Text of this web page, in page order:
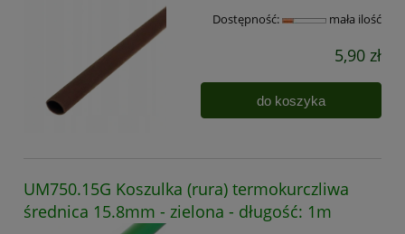
Dostępność: mała ilość
5,90 zł
do koszyka
UM750.15G Koszulka (rura) termokurczliwa
średnica 15.8mm - zielona - długość: 1m